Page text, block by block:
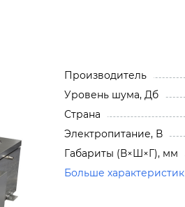
Производитель
Уровень шума, Дб
Страна
Электропитание, В
Габариты (В×Ш×Г), мм
Больше характеристик